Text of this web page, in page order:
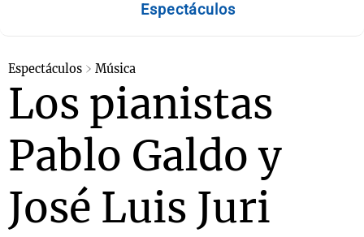
Espectáculos
Espectáculos Música
Los pianistas
Pablo Galdo y
José Luis Juri